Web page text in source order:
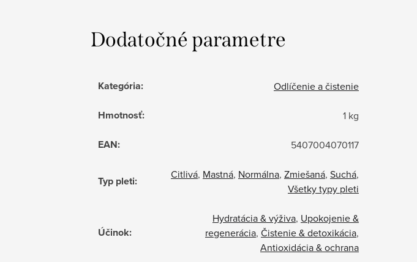
Dodatočné parametre
Kategória: Odlíčenie a čistenie
Hmotnosť: 1 kg
EAN: 5407004070117
Typ pleti: Citlivá, Mastná, Normálna, Zmiešaná, Suchá,
Všetky typy pleti
Účinok:
Hydratácia & výživa, Upokojenie &
regenerácia, Čistenie & detoxikácia,
Antioxidácia & ochrana